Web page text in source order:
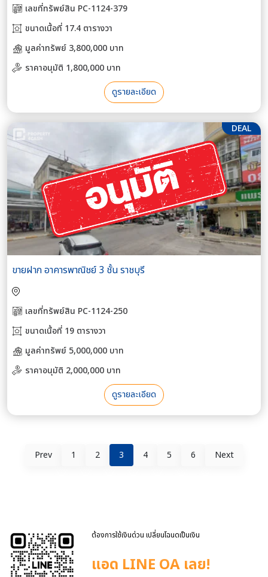
เลขที่ทรัพย์สิน PC-1124-379
ขนาดเนื้อที่ 17.4 ตารางวา
มูลค่าทรัพย์ 3,800,000 บาท
ราคาอนุมัติ 1,800,000 บาท
ดูรายละเอียด
DEAL
ขายฝาก อาคารพาณิชย์ 3 ชั้น ราชบุรี
เลขที่ทรัพย์สิน PC-1124-250
ขนาดเนื้อที่ 19 ตารางวา
มูลค่าทรัพย์ 5,000,000 บาท
ราคาอนุมัติ 2,000,000 บาท
ดูรายละเอียด
Prev 1 2 3 4 5 6 Next
ต้องการใช้เงินด่วน เปลี่ยนโฉนดเป็นเงิน
แอด LINE OA เลย!